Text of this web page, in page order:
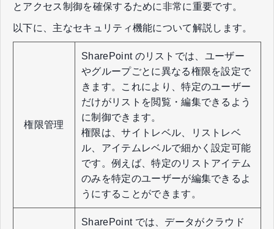
とアクセス制御を確保するために非常に重要です。
以下に、主なセキュリティ機能について解説します。
権限管理
SharePoint のリストでは、ユーザー
やグループごとに異なる権限を設定で
きます。これにより、特定のユーザー
だけがリストを閲覧・編集できるよう
に制御できます。
権限は、サイトレベル、リストレベ
ル、アイテムレベルで細かく設定可能
です。例えば、特定のリストアイテム
のみを特定のユーザーが編集できるよ
うにすることができます。
SharePoint では、データがクラウド